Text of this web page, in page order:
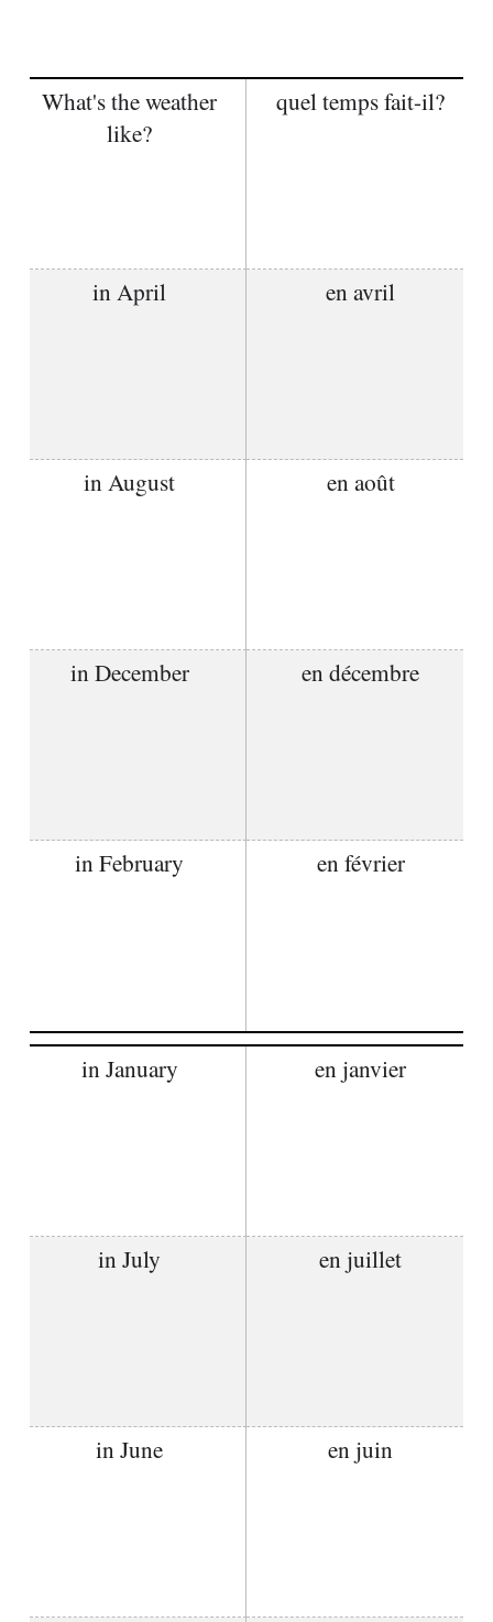
What's the weather
like?
quel temps fait-il?
in April en avril
in August en août
in December en décembre
in February en février
in January en janvier
in July en juillet
in June en juin